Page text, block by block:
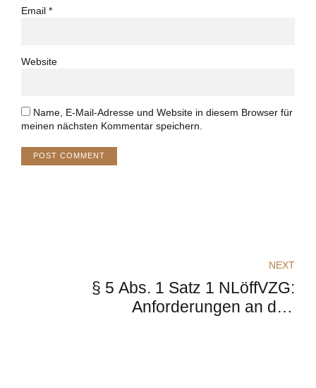
Email *
Website
Name, E-Mail-Adresse und Website in diesem Browser für
meinen nächsten Kommentar speichern.
POST COMMENT
NEXT
§ 5 Abs. 1 Satz 1 NLöffVZG:
Anforderungen an den